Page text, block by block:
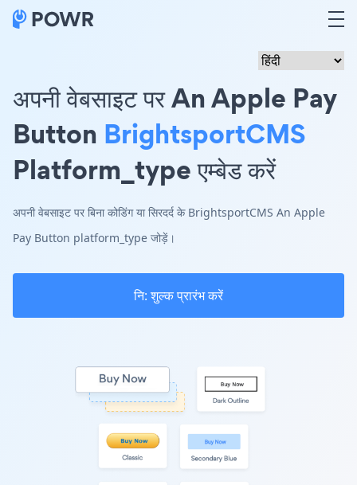
अपनी वेबसाइट पर An Apple Pay
Button BrightsportCMS
Platform_type एम्बेड करें
अपनी वेबसाइट पर बिना कोडिंग या सिरदर्द के BrightsportCMS An Apple
Pay Button platform_type जोड़ें।
नि: शुल्क प्रारंभ करें